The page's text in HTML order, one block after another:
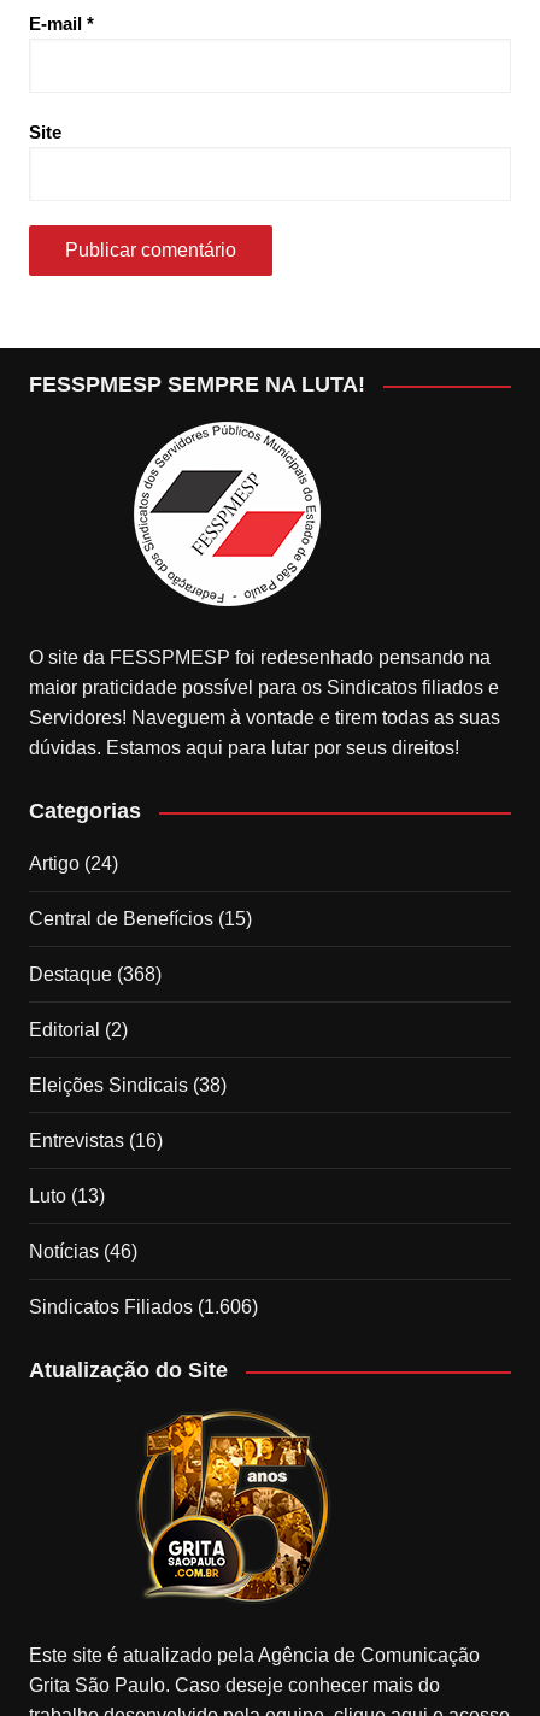
E-mail *
Site
FESSPMESP SEMPRE NA LUTA!
O site da FESSPMESP foi redesenhado pensando na
maior praticidade possível para os Sindicatos filiados e
Servidores! Naveguem à vontade e tirem todas as suas
dúvidas. Estamos aqui para lutar por seus direitos!
Categorias
Artigo(24)
Central de Benefícios(15)
Destaque(368)
Editorial (2)
Eleições Sindicais(38)
Entrevistas(16)
Luto(13)
Notícias(46)
Sindicatos Filiados(1.606)
Atualização do Site
Este site é atualizado pela Agência de Comunicação
Grita São Paulo. Caso deseje conhecer mais do